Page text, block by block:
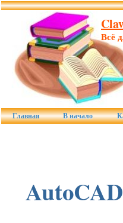
Всё
Главная В начало